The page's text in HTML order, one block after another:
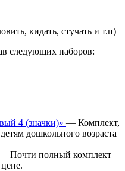
кидать, стучать и т.п)
следующих наборов:
4 (значки)» — Комплект,
дошкольного возраста
Почти полный комплект